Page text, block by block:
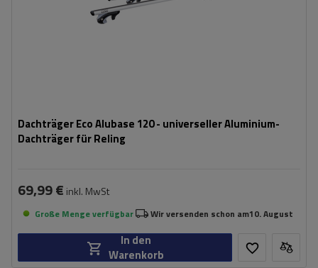
Dachträger Eco Alubase 120 - universeller Aluminium-
Dachträger für Reling
69,99 € inkl. MwSt
Große Menge verfügbar Wir versenden schon am10. August
In den
Warenkorb